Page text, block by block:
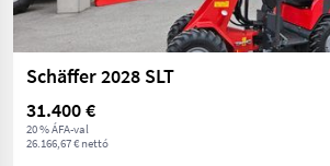
Schäffer 2028 SLT
31.400 €
20 % ÁFA-val
26.166,67 € nettó